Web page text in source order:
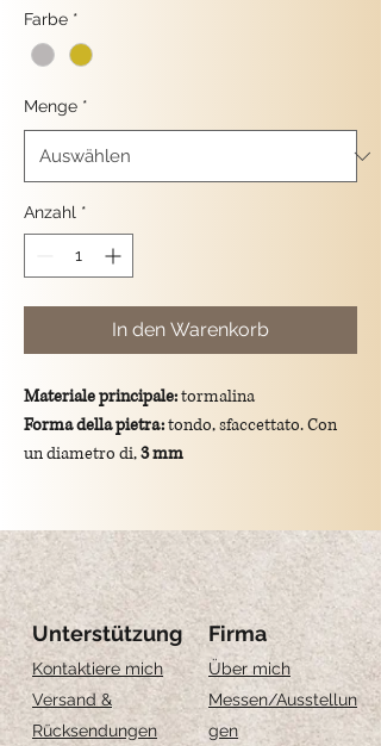
Farbe *
Menge *
Anzahl *
In den Warenkorb
Materiale principale:tormalina
Forma della pietra:tondo, sfaccettato. Con
un diametro di,3 mm
1.5 cm
Montatura:
gancio in argento 925/placcato
oro.
Significato simbolico:La Tormalina blu
simboleggia calma, comunicazione e
chiarezza mentale.
Unterstützung
Kontaktiere mich
Versand &
Rücksendungen
Firma
Über mich
Messen/Ausstellun
gen